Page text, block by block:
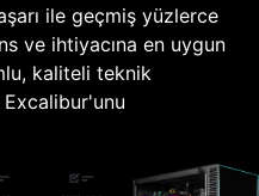
ile geçmiş yüzlerce
ve ihtiyacına en uygun
kaliteli teknik
Excalibur'unu